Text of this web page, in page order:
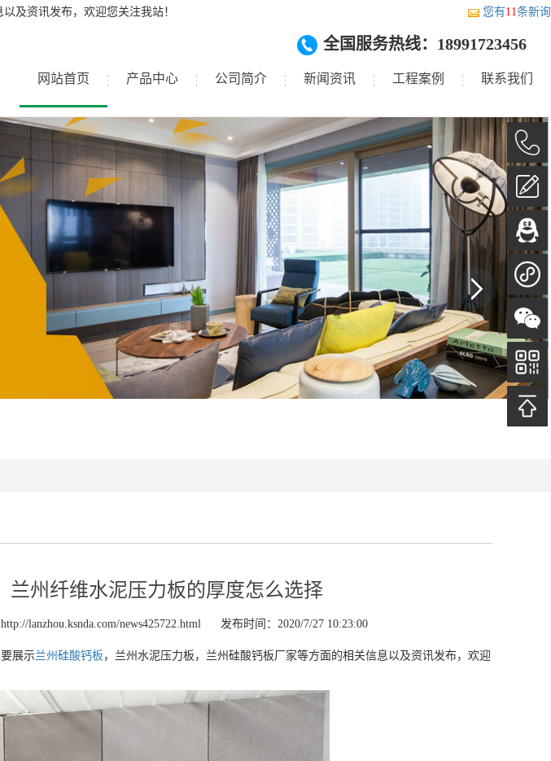
及资讯发布，欢迎您关注我站！ 您有11条新
网站首页 产品中心 公司简介 新闻资讯 工程案例 联系我们
全国服务热线：18991723456
兰州纤维水泥压力板的厚度怎么选择
lanzhou.ksnda.com/news425722.html 发布时间：2020/7/27 10:23:00
展示兰州硅酸钙板 ，兰州水泥压力板，兰州硅酸钙板厂家等方面的相关信息以及资讯发布，欢迎